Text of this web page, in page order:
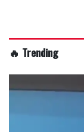
🔥 Trending